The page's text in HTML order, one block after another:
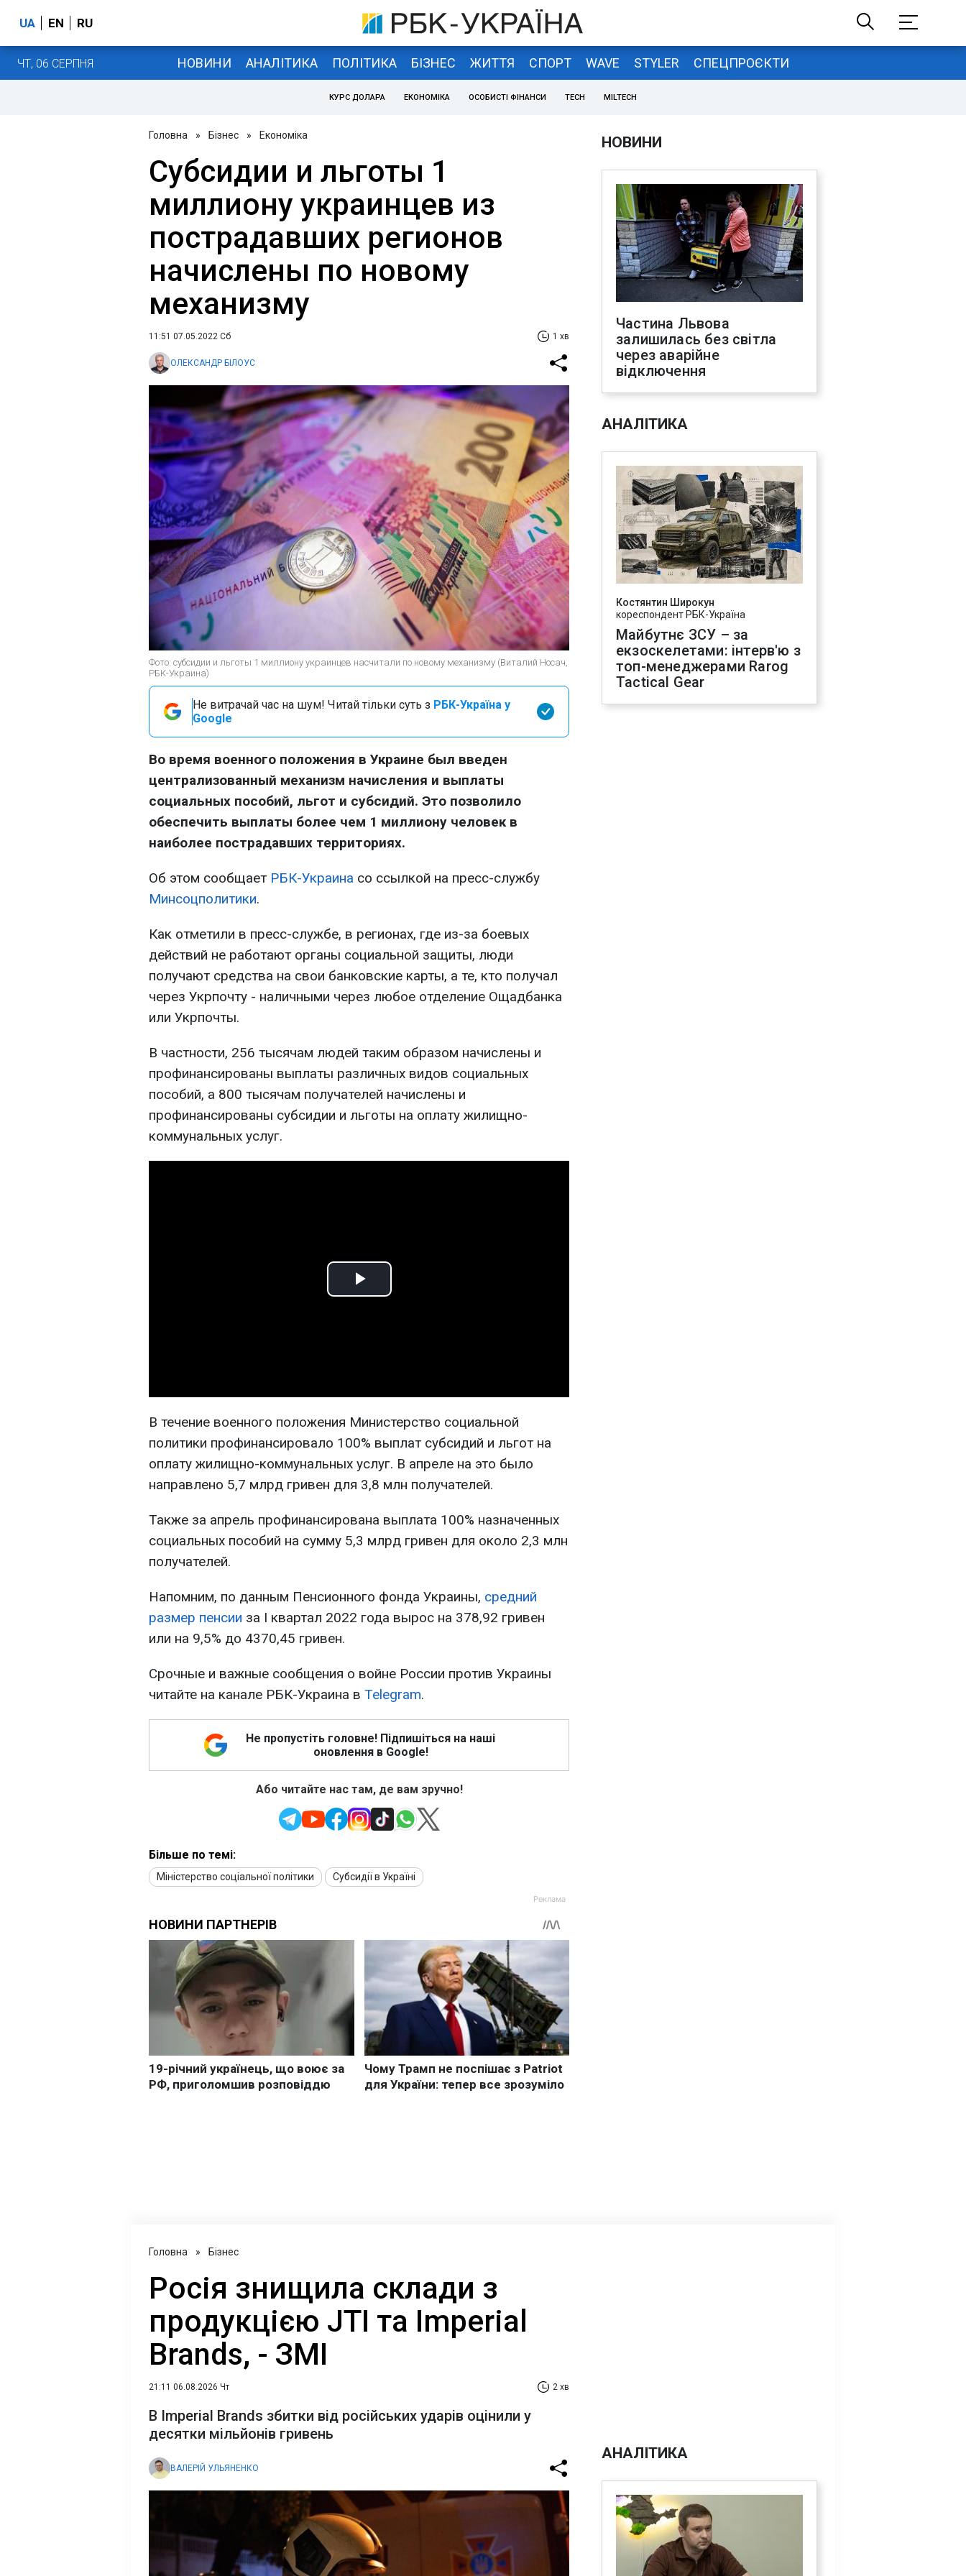
UA EN RU
ЧТ, 06 СЕРПНЯ НОВИНИ АНАЛІТИКА ПОЛІТИКА БІЗНЕС ЖИТТЯ СПОРТ WAVE STYLER СПЕЦПРОЄКТИ
КУРС ДОЛАРА ЕКОНОМІКА ОСОБИСТІ ФІНАНСИ TECH MILTECH
Головна » Бізнес » Економіка
Субсидии и льготы 1
миллиону украинцев из
пострадавших регионов
начислены по новому
механизму
11:51 07.05.2022 Сб 1 хв
ОЛЕКСАНДР БІЛОУС
Фото: субсидии и льготы 1 миллиону украинцев насчитали по новому механизму (Виталий Носач,
РБК-Украина)
Не витрачай час на шум! Читай тільки суть з РБК-Україна у
Google
Во время военного положения в Украине был введен
централизованный механизм начисления и выплаты
социальных пособий, льгот и субсидий. Это позволило
обеспечить выплаты более чем 1 миллиону человек в
наиболее пострадавших территориях.
Об этом сообщает РБК-Украина со ссылкой на пресс-службу
Минсоцполитики.
Как отметили в пресс-службе, в регионах, где из-за боевых
действий не работают органы социальной защиты, люди
получают средства на свои банковские карты, а те, кто получал
через Укрпочту - наличными через любое отделение Ощадбанка
или Укрпочты.
В частности, 256 тысячам людей таким образом начислены и
профинансированы выплаты различных видов социальных
пособий, а 800 тысячам получателей начислены и
профинансированы субсидии и льготы на оплату жилищно-
коммунальных услуг.
Play
В течение военного положения Министерство социальной
политики профинансировало 100% выплат субсидий и льгот на
оплату жилищно-коммунальных услуг. В апреле на это было
направлено 5,7 млрд гривен для 3,8 млн получателей.
Также за апрель профинансирована выплата 100% назначенных
социальных пособий на сумму 5,3 млрд гривен для около 2,3 млн
получателей.
Напомним, по данным Пенсионного фонда Украины, средний
размер пенсии за I квартал 2022 года вырос на 378,92 гривен
или на 9,5% до 4370,45 гривен.
Срочные и важные сообщения о войне России против Украины
читайте на канале РБК-Украина в Telegram.
Не пропустіть головне! Підпишіться на наші
оновлення в Google!
Або читайте нас там, де вам зручно!
Більше по темі:
Міністерство соціальної політики Субсидії в Україні
НОВИНИ
Частина Львова
залишилась без світла
через аварійне
відключення
АНАЛІТИКА
Костянтин Широкун
кореспондент РБК-Україна
Майбутнє ЗСУ – за
екзоскелетами: інтерв'ю з
топ-менеджерами Rarog
Tactical Gear
Головна » Бізнес
Росія знищила склади з
продукцією JTI та Imperial
Brands, - ЗМІ
21:11 06.08.2026 Чт 2 хв
В Imperial Brands збитки від російських ударів оцінили у
десятки мільйонів гривень
ВАЛЕРІЙ УЛЬЯНЕНКО
АНАЛІТИКА